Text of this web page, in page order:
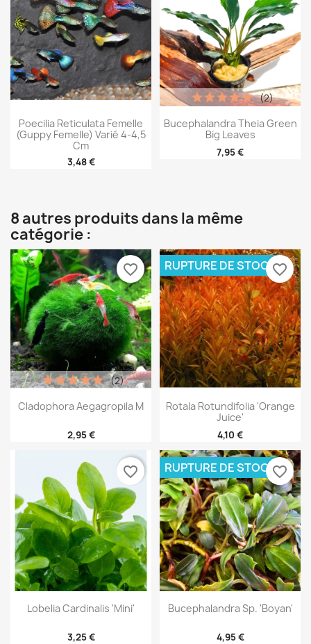
Poecilia Reticulata Femelle
(Guppy Femelle) Varié 4-4,5
Cm
3,48 €
Bucephalandra Theia Green
Big Leaves
7,95 €
(2)
8 autres produits dans la même
catégorie :
Cladophora Aegagropila M
2,95 €
(2)
favorite_border
Rotala Rotundifolia 'orange
Juice'
4,10 €
RUPTURE DE STOCKfavorite_border
Lobelia Cardinalis 'Mini'
3,25 €
favorite_border
Bucephalandra Sp. 'Boyan'
4,95 €
RUPTURE DE STOCKfavorite_border